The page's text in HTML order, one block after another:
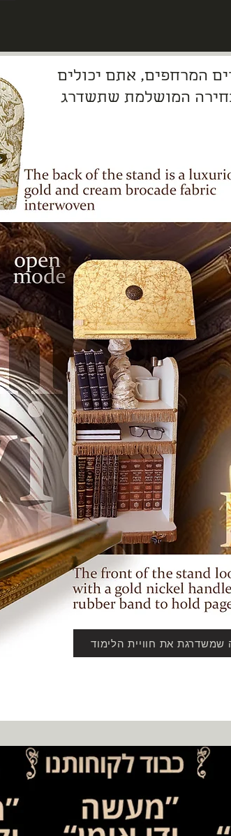
המרחפים, אתם יכולים
המושלמת שתשדרג
שמשדרגת את חוויית הלימוד